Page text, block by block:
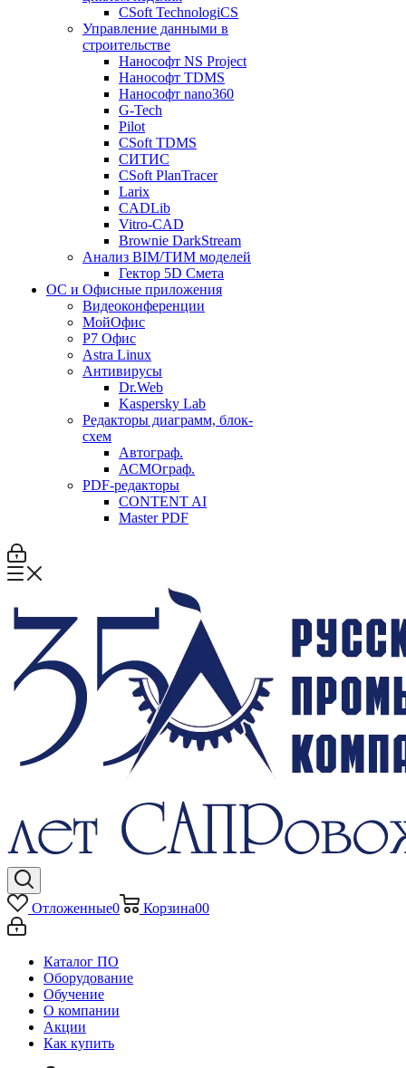
CSoft TechnologiCS
Управление данными в
строительстве
Нанософт NS Project
Нанософт TDMS
Нанософт nano360
G-Tech
Pilot
CSoft TDMS
СИТИС
CSoft PlanTracer
Larix
CADLib
Vitro-CAD
Brownie DarkStream
Анализ BIM/ТИМ моделей
Гектор 5D Смета
ОС и Офисные приложения
Видеоконференции
МойОфис
P7 Офис
Astra Linux
Антивирусы
Dr.Web
Kaspersky Lab
Редакторы диаграмм, блок-
схем
Автограф.
АСМОграф.
PDF-редакторы
CONTENT AI
Master PDF
Отложенные0 Корзина00
Каталог ПО
Оборудование
Обучение
О компании
Акции
Как купить